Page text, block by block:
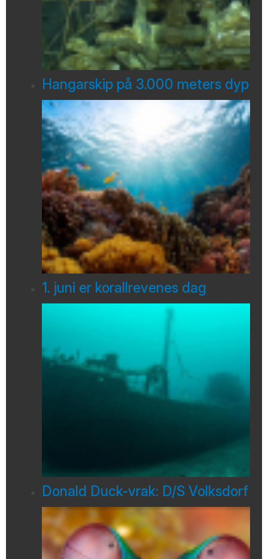
Hangarskip på 3.000 meters dyp
1. juni er korallrevenes dag
Donald Duck-vrak: D/S Volksdorf